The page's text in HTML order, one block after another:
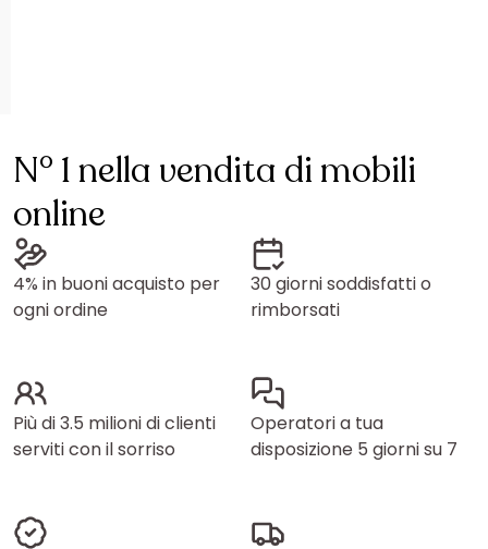
N° 1 nella vendita di mobili
online
4% in buoni acquisto per
ogni ordine
30 giorni soddisfatti o
rimborsati
Più di 3.5 milioni di clienti
serviti con il sorriso
Operatori a tua
disposizione 5 giorni su 7